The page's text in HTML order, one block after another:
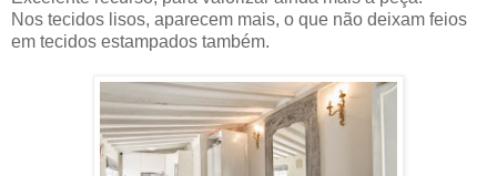
Nos tecidos lisos, aparecem mais, o que não deixam feios
em tecidos estampados também.